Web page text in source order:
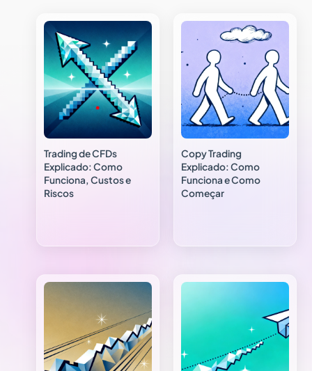
Trading de CFDs
Explicado: Como
Funciona, Custos e
Riscos
Copy Trading
Explicado: Como
Funciona e Como
Começar